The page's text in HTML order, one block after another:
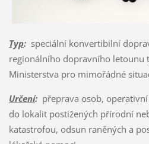
Typ:speciální konvertibilní
regionálního dopravního letounu
Ministerstva pro mimořádné
Určení:přeprava osob, operativní
do lokalit postižených přírodní
katastrofou, odsun raněných a